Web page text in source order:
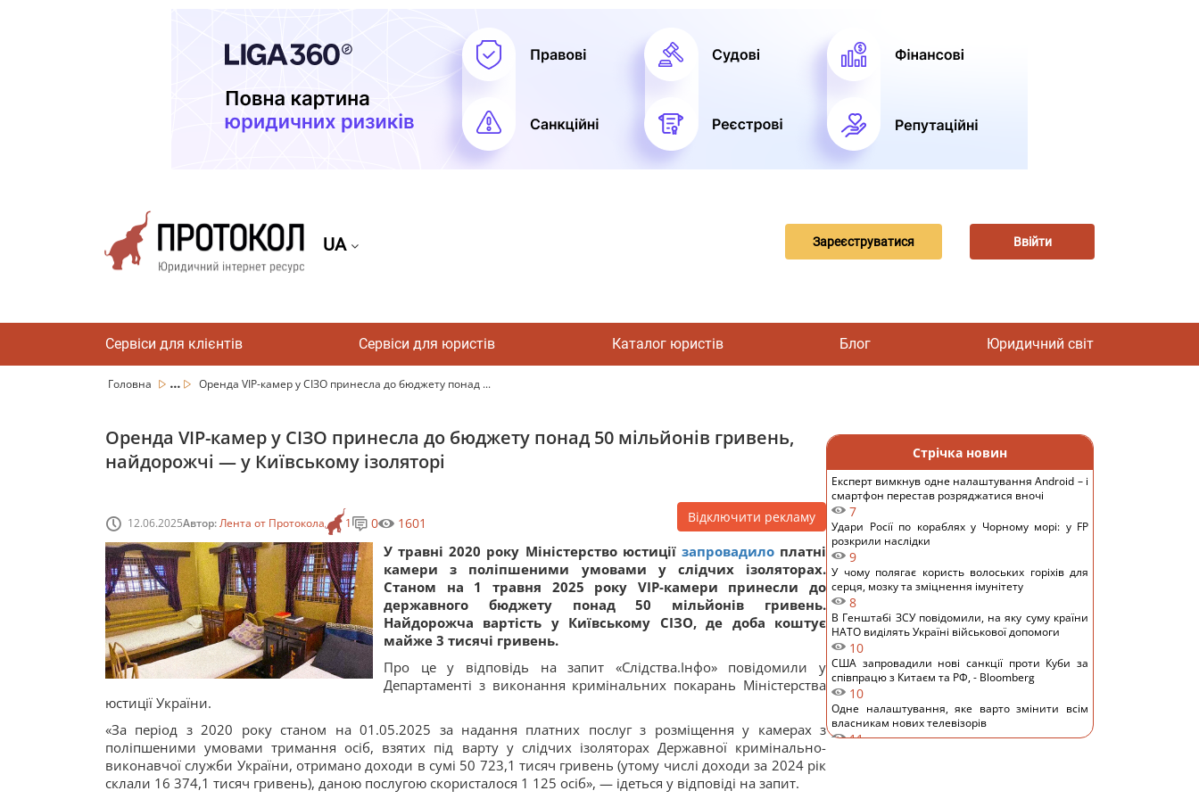
UA Зареєструватися Ввійти
Сервіси для клієнтів Сервіси для юристів Каталог юристів Блог Юридичний світ
Головна ... Оренда VIP-камер у СІЗО принесла до бюджету понад ...
Оренда VIP-камер у СІЗО принесла до бюджету понад 50 мільйонів гривень,
найдорожчі — у Київському ізоляторі
12.06.2025Автор:Лента от Протокола 1 0 1601 Відключити рекламу
У травні 2020 року Міністерство юстиції запровадилоплатні
камери з поліпшеними умовами у слідчих ізоляторах.
Станом на 1 травня 2025 року VIP-камери принесли до
державного бюджету понад 50 мільйонів гривень.
Найдорожча вартість у Київському СІЗО, де доба коштує
майже 3 тисячі гривень.
Про це у відповідь на запит «Слідства.Інфо» повідомили у
Департаменті з виконання кримінальних покарань Міністерства
юстиції України.
«За період з 2020 року станом на 01.05.2025 за надання платних послуг з розміщення у камерах з
поліпшеними умовами тримання осіб, взятих під варту у слідчих ізоляторах Державної кримінально-
виконавчої служби України, отримано доходи в сумі 50 723,1 тисяч гривень (утому числі доходи за 2024 рік
склали 16 374,1 тисяч гривень), даною послугою скористалося 1 125 осіб», — ідеться у відповіді на запит.
Стрічка новин
Експерт вимкнув одне налаштування Android – і
смартфон перестав розряджатися вночі
7
Удари Росії по кораблях у Чорному морі: у FP
розкрили наслідки
9
У чому полягає користь волоських горіхів для
серця, мозку та зміцнення імунітету
8
В Генштабі ЗСУ повідомили, на яку суму країни
НАТО виділять Україні військової допомоги
10
США запровадили нові санкції проти Куби за
співпрацю з Китаєм та РФ, - Bloomberg
10
Одне налаштування, яке варто змінити всім
власникам нових телевізорів
11